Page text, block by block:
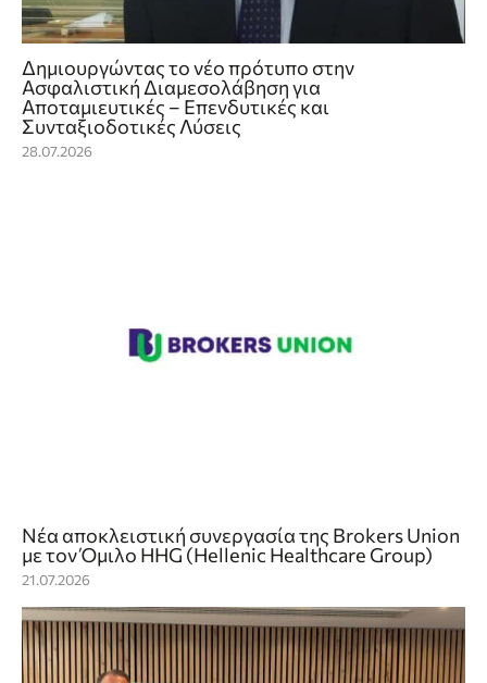
Δημιουργώντας το νέο πρότυπο στην
Ασφαλιστική Διαμεσολάβηση για
Αποταμιευτικές – Επενδυτικές και
Συνταξιοδοτικές Λύσεις
28.07.2026
Νέα αποκλειστική συνεργασία της Brokers Union
με τον Όμιλο HHG (Hellenic Healthcare Group)
21.07.2026